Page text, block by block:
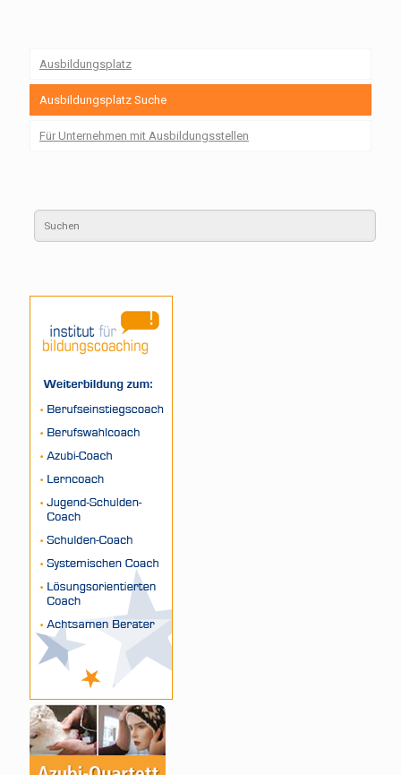
Ausbildungsplatz
Ausbildungsplatz Suche
Für Unternehmen mit Ausbildungsstellen